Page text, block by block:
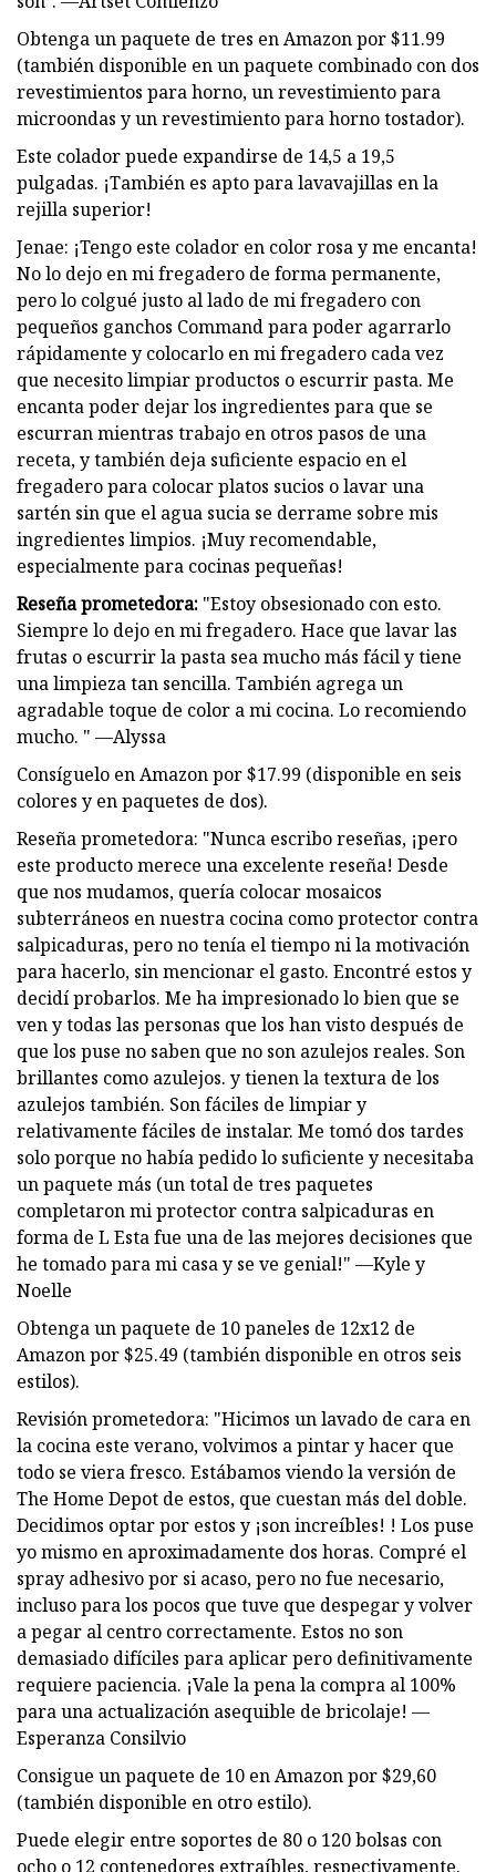
Obtenga un paquete de tres en Amazon por $11.99
(también disponible en un paquete combinado con dos
revestimientos para horno, un revestimiento para
microondas y un revestimiento para horno tostador).
Este colador puede expandirse de 14,5 a 19,5
pulgadas. ¡También es apto para lavavajillas en la
rejilla superior!
Jenae: ¡Tengo este colador en color rosa y me encanta!
No lo dejo en mi fregadero de forma permanente,
pero lo colgué justo al lado de mi fregadero con
pequeños ganchos Command para poder agarrarlo
rápidamente y colocarlo en mi fregadero cada vez
que necesito limpiar productos o escurrir pasta. Me
encanta poder dejar los ingredientes para que se
escurran mientras trabajo en otros pasos de una
receta, y también deja suficiente espacio en el
fregadero para colocar platos sucios o lavar una
sartén sin que el agua sucia se derrame sobre mis
ingredientes limpios. ¡Muy recomendable,
especialmente para cocinas pequeñas!
Reseña prometedora: "Estoy obsesionado con esto.
Siempre lo dejo en mi fregadero. Hace que lavar las
frutas o escurrir la pasta sea mucho más fácil y tiene
una limpieza tan sencilla. También agrega un
agradable toque de color a mi cocina. Lo recomiendo
mucho. " —Alyssa
Consíguelo en Amazon por $17.99 (disponible en seis
colores y en paquetes de dos).
Reseña prometedora: "Nunca escribo reseñas, ¡pero
este producto merece una excelente reseña! Desde
que nos mudamos, quería colocar mosaicos
subterráneos en nuestra cocina como protector contra
salpicaduras, pero no tenía el tiempo ni la motivación
para hacerlo, sin mencionar el gasto. Encontré estos y
decidí probarlos. Me ha impresionado lo bien que se
ven y todas las personas que los han visto después de
que los puse no saben que no son azulejos reales. Son
brillantes como azulejos. y tienen la textura de los
azulejos también. Son fáciles de limpiar y
relativamente fáciles de instalar. Me tomó dos tardes
solo porque no había pedido lo suficiente y necesitaba
un paquete más (un total de tres paquetes
completaron mi protector contra salpicaduras en
forma de L Esta fue una de las mejores decisiones que
he tomado para mi casa y se ve genial!" —Kyle y
Noelle
Obtenga un paquete de 10 paneles de 12x12 de
Amazon por $25.49 (también disponible en otros seis
estilos).
Revisión prometedora: "Hicimos un lavado de cara en
la cocina este verano, volvimos a pintar y hacer que
todo se viera fresco. Estábamos viendo la versión de
The Home Depot de estos, que cuestan más del doble.
Decidimos optar por estos y ¡son increíbles! ! Los puse
yo mismo en aproximadamente dos horas. Compré el
spray adhesivo por si acaso, pero no fue necesario,
incluso para los pocos que tuve que despegar y volver
a pegar al centro correctamente. Estos no son
demasiado difíciles para aplicar pero definitivamente
requiere paciencia. ¡Vale la pena la compra al 100%
para una actualización asequible de bricolaje! —
Esperanza Consilvio
Consigue un paquete de 10 en Amazon por $29,60
(también disponible en otro estilo).
Puede elegir entre soportes de 80 o 120 bolsas con
ocho o 12 contenedores extraíbles, respectivamente.